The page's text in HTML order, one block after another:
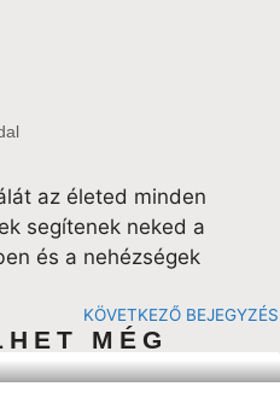
az életed minden
segítenek neked a
és a nehézségek
KÖVETKEZŐ BEJEGYZÉS
MÉG